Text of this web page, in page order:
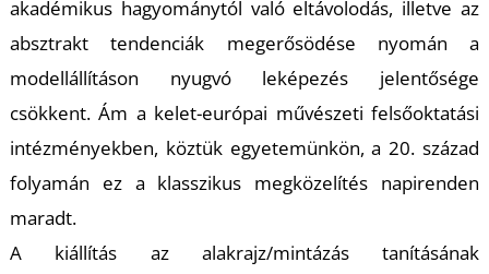
akadémikus hagyománytól való eltávolodás, illetve az
absztrakt tendenciák megerősödése nyomán a
modellállításon nyugvó leképezés jelentősége
csökkent. Ám a kelet-európai művészeti felsőoktatási
intézményekben, köztük egyetemünkön, a 20. század
folyamán ez a klasszikus megközelítés napirenden
maradt.
A kiállítás az alakrajz/mintázás tanításának